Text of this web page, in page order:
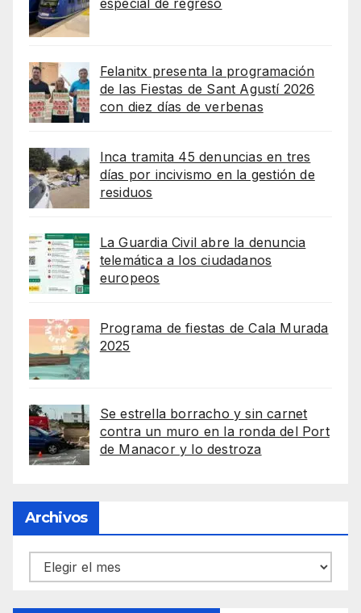
especial de regreso
Felanitx presenta la programación
de las Fiestas de Sant Agustí 2026
con diez días de verbenas
Inca tramita 45 denuncias en tres
días por incivismo en la gestión de
residuos
La Guardia Civil abre la denuncia
telemática a los ciudadanos
europeos
Programa de fiestas de Cala Murada
2025
Se estrella borracho y sin carnet
contra un muro en la ronda del Port
de Manacor y lo destroza
Archivos
Archivos